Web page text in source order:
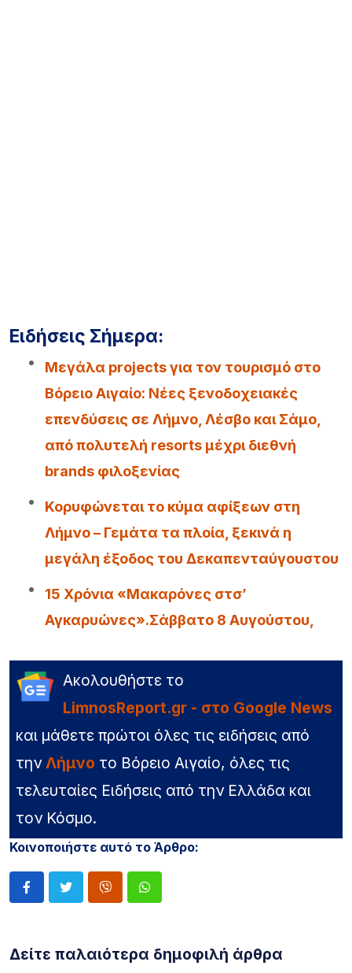
Ειδήσεις Σήμερα:
Μεγάλα projects για τον τουρισμό στο
Βόρειο Αιγαίο: Νέες ξενοδοχειακές
επενδύσεις σε Λήμνο, Λέσβο και Σάμο,
από πολυτελή resorts μέχρι διεθνή
brands φιλοξενίας
Κορυφώνεται το κύμα αφίξεων στη
Λήμνο – Γεμάτα τα πλοία, ξεκινά η
μεγάλη έξοδος του Δεκαπενταύγουστου
15 Χρόνια «Μακαρόνες στσ’
Αγκαρυώνες».Σάββατο 8 Αυγούστου,
Ακολουθήστε το
LimnosReport.gr - στο Google News
και μάθετε πρώτοι όλες τις ειδήσεις από
την Λήμνο το Βόρειο Αιγαίο, όλες τις
τελευταίες Ειδήσεις από την Ελλάδα και
τον Κόσμο.
Κοινοποιήστε αυτό το Άρθρο:
Δείτε παλαιότερα δημοφιλή άρθρα